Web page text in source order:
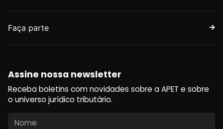
Faça parte
Assine nossa newsletter
Receba boletins com novidades sobre a APET e sobre
o universo jurídico tributário.